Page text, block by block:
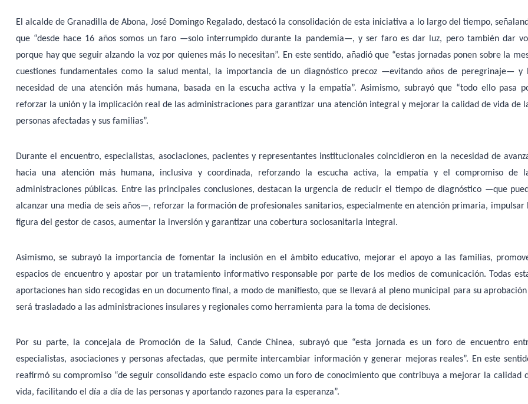
El alcalde de Granadilla de Abona, José Domingo Regalado, destacó la consolidación de esta iniciativa a lo largo del tiempo,
que “desde hace 16 años somos un faro —solo interrumpido durante la pandemia—, y ser faro es dar luz, pero también dar
porque hay que seguir alzando la voz por quienes más lo necesitan”. En este sentido, añadió que “estas jornadas ponen sobre la
cuestiones fundamentales como la salud mental, la importancia de un diagnóstico precoz —evitando años de peregrinaje— y
necesidad de una atención más humana, basada en la escucha activa y la empatía”. Asimismo, subrayó que “todo ello pasa
reforzar la unión y la implicación real de las administraciones para garantizar una atención integral y mejorar la calidad de vida de
personas afectadas y sus familias”.
Durante el encuentro, especialistas, asociaciones, pacientes y representantes institucionales coincidieron en la necesidad de
hacia una atención más humana, inclusiva y coordinada, reforzando la escucha activa, la empatía y el compromiso de
administraciones públicas. Entre las principales conclusiones, destacan la urgencia de reducir el tiempo de diagnóstico —que
alcanzar una media de seis años—, reforzar la formación de profesionales sanitarios, especialmente en atención primaria, impulsar
figura del gestor de casos, aumentar la inversión y garantizar una cobertura sociosanitaria integral.
Asimismo, se subrayó la importancia de fomentar la inclusión en el ámbito educativo, mejorar el apoyo a las familias,
espacios de encuentro y apostar por un tratamiento informativo responsable por parte de los medios de comunicación. Todas
aportaciones han sido recogidas en un documento final, a modo de manifiesto, que se llevará al pleno municipal para su
será trasladado a las administraciones insulares y regionales como herramienta para la toma de decisiones.
Por su parte, la concejala de Promoción de la Salud, Cande Chinea, subrayó que “esta jornada es un foro de encuentro
especialistas, asociaciones y personas afectadas, que permite intercambiar información y generar mejoras reales”. En este
reafirmó su compromiso “de seguir consolidando este espacio como un foro de conocimiento que contribuya a mejorar la calidad
vida, facilitando el día a día de las personas y aportando razones para la esperanza”.